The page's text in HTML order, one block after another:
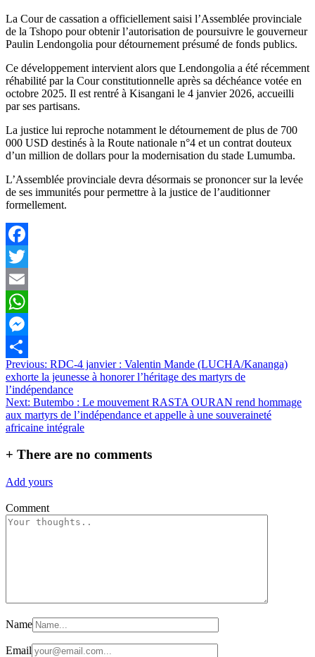
time
La Cour de cassation a officiellement saisi l’Assemblée provinciale
de la Tshopo pour obtenir l’autorisation de poursuivre le gouverneur
Paulin Lendongolia pour détournement présumé de fonds publics.
Ce développement intervient alors que Lendongolia a été récemment
réhabilité par la Cour constitutionnelle après sa déchéance votée en
octobre 2025. Il est rentré à Kisangani le 4 janvier 2026, accueilli
par ses partisans.
La justice lui reproche notamment le détournement de plus de 700
000 USD destinés à la Route nationale n°4 et un contrat douteux
d’un million de dollars pour la modernisation du stade Lumumba.
L’Assemblée provinciale devra désormais se prononcer sur la levée
de ses immunités pour permettre à la justice de l’auditionner
formellement.
Facebook
Twitter
Email
WhatsApp
Messenger
Partager
Navigation
de
l’article
Previous: RDC-4 janvier : Valentin Mande (LUCHA/Kananga)
exhorte la jeunesse à honorer l’héritage des martyrs de
l’indépendance
Next: Butembo : Le mouvement RASTA OURAN rend hommage
aux martyrs de l’indépendance et appelle à une souveraineté
africaine intégrale
+ There are no comments
Add yours
Comment
Name
Email